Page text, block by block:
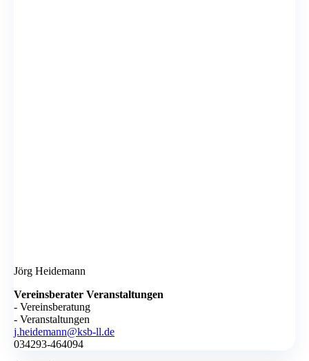
Jörg Heidemann
Vereinsberater Veranstaltungen
- Vereinsberatung
- Veranstaltungen
j.heidemann@ksb-ll.de
034293-464094